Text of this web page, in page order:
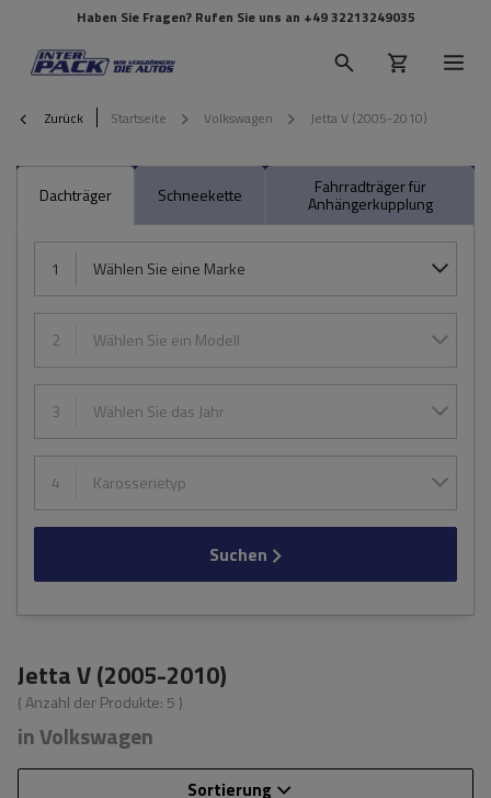
Haben Sie Fragen? Rufen Sie uns an +49 32213249035
Zurück Startseite Volkswagen Jetta V (2005-2010)
Dachträger Schneekette Fahrradträger für
Anhängerkupplung
1 Wählen Sie eine Marke
2 Wählen Sie ein Modell
3 Wählen Sie das Jahr
4 Karosserietyp
Suchen
Jetta V (2005-2010)
( Anzahl der Produkte: 5 )
in Volkswagen
Sortierung